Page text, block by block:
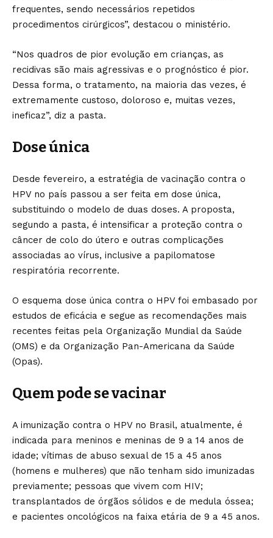
frequentes, sendo necessários repetidos
procedimentos cirúrgicos”, destacou o ministério.
“Nos quadros de pior evolução em crianças, as
recidivas são mais agressivas e o prognóstico é pior.
Dessa forma, o tratamento, na maioria das vezes, é
extremamente custoso, doloroso e, muitas vezes,
ineficaz”, diz a pasta.
Dose única
Desde fevereiro, a estratégia de vacinação contra o
HPV no país passou a ser feita em dose única,
substituindo o modelo de duas doses. A proposta,
segundo a pasta, é intensificar a proteção contra o
câncer de colo do útero e outras complicações
associadas ao vírus, inclusive a papilomatose
respiratória recorrente.
O esquema dose única contra o HPV foi embasado por
estudos de eficácia e segue as recomendações mais
recentes feitas pela Organização Mundial da Saúde
(OMS) e da Organização Pan-Americana da Saúde
(Opas).
Quem pode se vacinar
A imunização contra o HPV no Brasil, atualmente, é
indicada para meninos e meninas de 9 a 14 anos de
idade; vítimas de abuso sexual de 15 a 45 anos
(homens e mulheres) que não tenham sido imunizadas
previamente; pessoas que vivem com HIV;
transplantados de órgãos sólidos e de medula óssea;
e pacientes oncológicos na faixa etária de 9 a 45 anos.